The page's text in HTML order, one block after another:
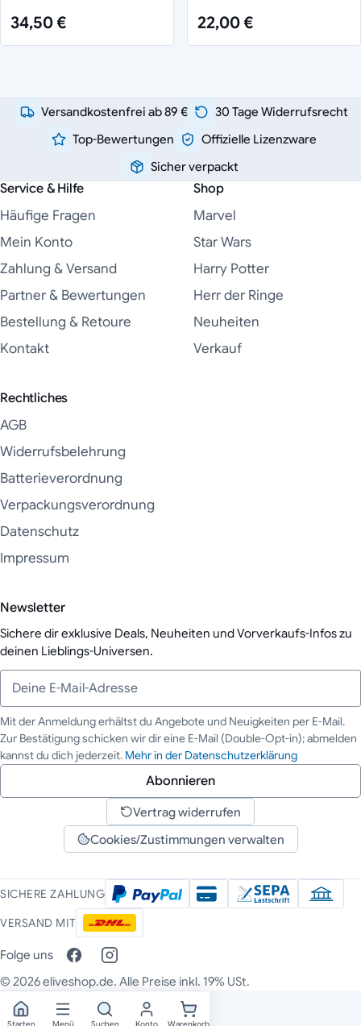
34,50 € 22,00 €
Versandkostenfrei ab 89 €
30 Tage Widerrufsrecht
Top-Bewertungen
Offizielle Lizenzware
Sicher verpackt
Service & Hilfe
Häufige Fragen
Mein Konto
Zahlung & Versand
Partner & Bewertungen
Bestellung & Retoure
Kontakt
Shop
Marvel
Star Wars
Harry Potter
Herr der Ringe
Neuheiten
Verkauf
Rechtliches
AGB
Widerrufsbelehrung
Batterieverordnung
Verpackungsverordnung
Datenschutz
Impressum
Newsletter
Sichere dir exklusive Deals, Neuheiten und Vorverkaufs-Infos zu
deinen Lieblings-Universen.
Deine E-Mail-Adresse
Mit der Anmeldung erhältst du Angebote und Neuigkeiten per E-Mail.
Zur Bestätigung schicken wir dir eine E-Mail (Double-Opt-in); abmelden
kannst du dich jederzeit. Mehr in der Datenschutzerklärung
Abonnieren
Vertrag widerrufen
Cookies/Zustimmungen verwalten
SICHERE ZAHLUNG
VERSAND MIT
Folge uns
© 2026 eliveshop.de. Alle Preise inkl. 19% USt.